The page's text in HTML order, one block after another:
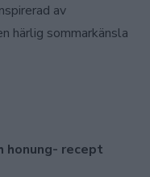
av
härlig sommarkänsla
recept